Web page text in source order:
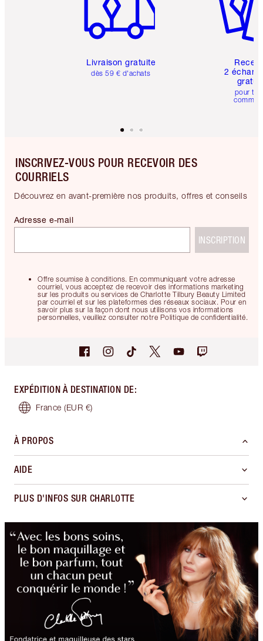
Livraison gratuite
dès 59 € d'achats
2
pour
INSCRIVEZ-VOUS POUR RECEVOIR DES
COURRIELS
Découvrez en avant-première nos produits, offres et conseils
Offre soumise à conditions. En communiquant votre adresse
courriel, vous acceptez de recevoir des informations marketing
sur les produits ou services de Charlotte Tilbury Beauty Limited
par courriel et sur les plateformes des réseaux sociaux. Pour en
savoir plus sur la façon dont nous utilisons vos informations
personnelles, veuillez consulter notre Politique de confidentialité.
Adresse e-mail
INSCRIPTION
EXPÉDITION À DESTINATION DE:
France (EUR €)
À PROPOS
AIDE
PLUS D'INFOS SUR CHARLOTTE